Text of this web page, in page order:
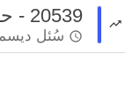
20539 - حكم بيع وشراء أسهم في البورصة
سُئل ديسمبر 31،